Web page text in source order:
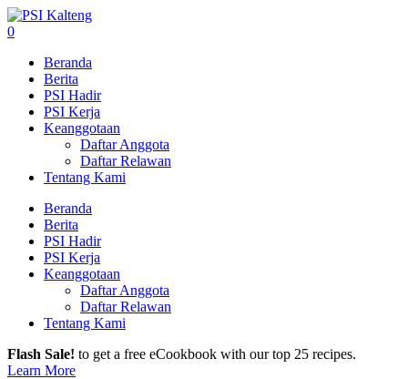
0
Beranda
Berita
PSI Hadir
PSI Kerja
Keanggotaan
Daftar Anggota
Daftar Relawan
Tentang Kami
Beranda
Berita
PSI Hadir
PSI Kerja
Keanggotaan
Daftar Anggota
Daftar Relawan
Tentang Kami
Flash Sale! to get a free eCookbook with our top 25 recipes.
Learn More